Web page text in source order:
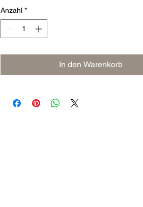
Anzahl *
In den Warenkorb